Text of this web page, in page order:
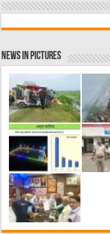
News in Pictures